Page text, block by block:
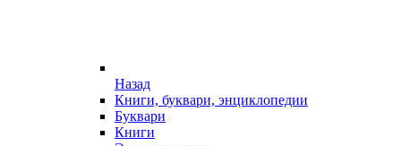
Назад
Книги, буквари, энциклопедии
Буквари
Книги